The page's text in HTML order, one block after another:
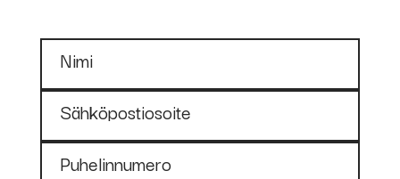
Nimi
Sähköpostiosoite
Puhelinnumero